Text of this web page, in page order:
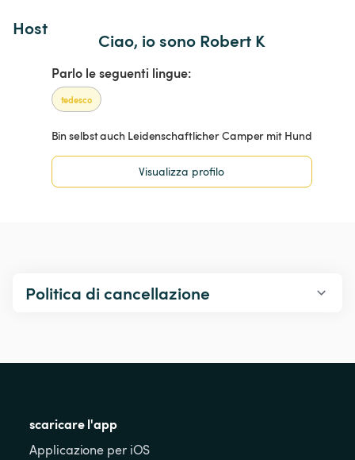
Host
Ciao, io sono Robert K
Parlo le seguenti lingue:
tedesco
Bin selbst auch Leidenschaftlicher Camper mit Hund
Visualizza profilo
Politica di cancellazione
scaricare l'app
Applicazione per iOS